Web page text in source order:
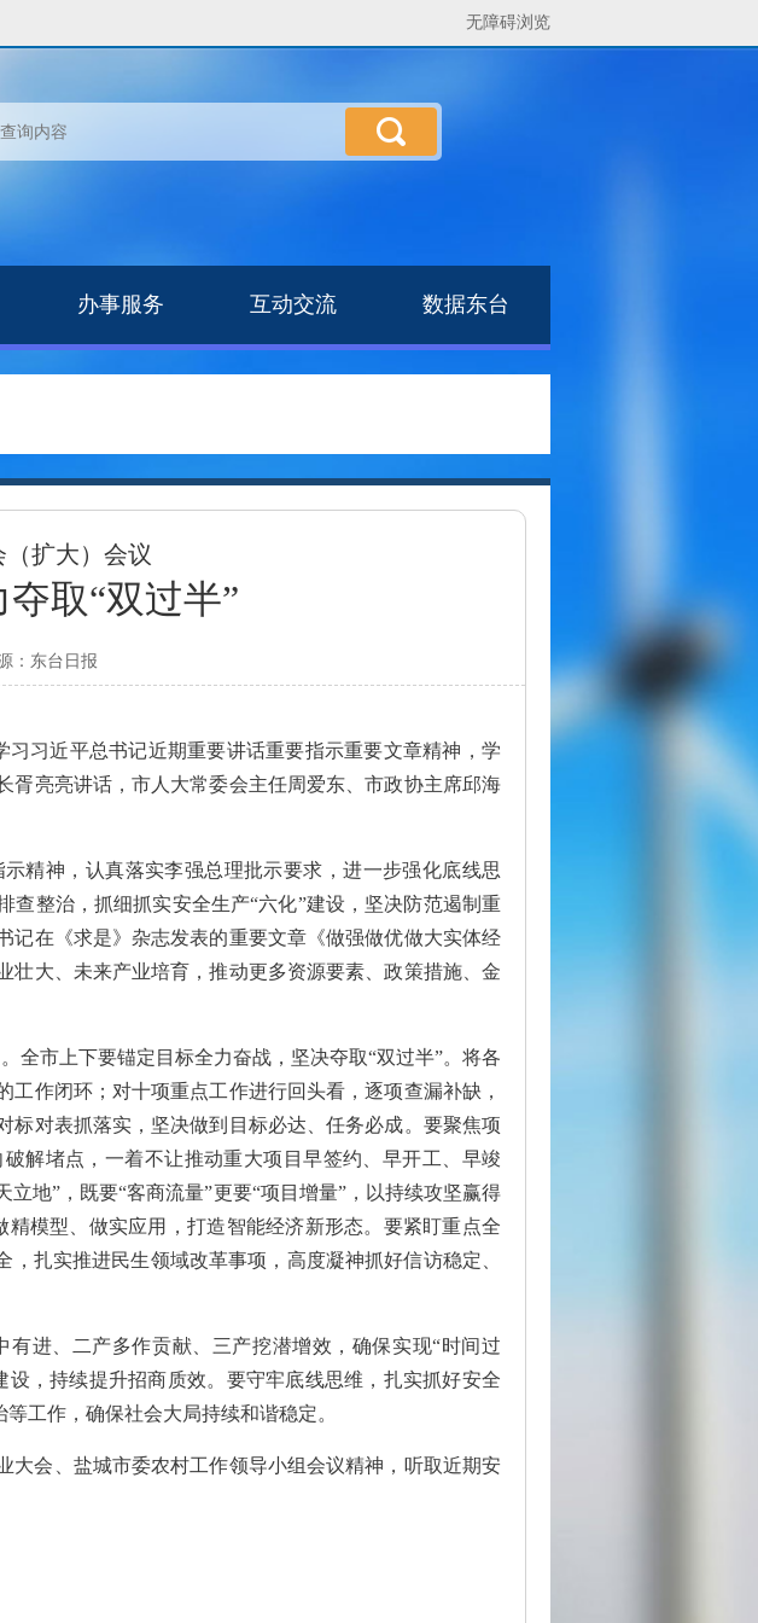
无障碍浏览
办事服务 互动交流 数据东台
扩大）会议
取“双过半”
： 东台日报
习近平总书记近期重要讲话重要指示重要文章精神，学
胥亮亮讲话，市人大常委会主任周爱东、市政协主席邱海
精神，认真落实李强总理批示要求，进一步强化底线思
整治，抓细抓实安全生产“六化”建设，坚决防范遏制重
在《求是》杂志发表的重要文章《做强做优做大实体经
大、未来产业培育，推动更多资源要素、政策措施、金
全市上下要锚定目标全力奋战，坚决夺取“双过半”。将各
作闭环；对十项重点工作进行回头看，逐项查漏补缺，
对表抓落实，坚决做到目标必达、任务必成。要聚焦项
解堵点，一着不让推动重大项目早签约、早开工、早竣
地”，既要“客商流量”更要“项目增量”，以持续攻坚赢得
模型、做实应用，打造智能经济新形态。要紧盯重点全
扎实推进民生领域改革事项，高度凝神抓好信访稳定、
进、二产多作贡献、三产挖潜增效，确保实现“时间过
，持续提升招商质效。要守牢底线思维，扎实抓好安全
工作，确保社会大局持续和谐稳定。
大会、盐城市委农村工作领导小组会议精神，听取近期安